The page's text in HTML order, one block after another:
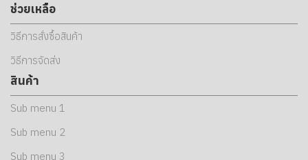
ช่วยเหลือ
วิธีการสั่งซื้อสินค้า
วิธีการจัดส่ง
สินค้า
Sub menu 1
Sub menu 2
Sub menu 3